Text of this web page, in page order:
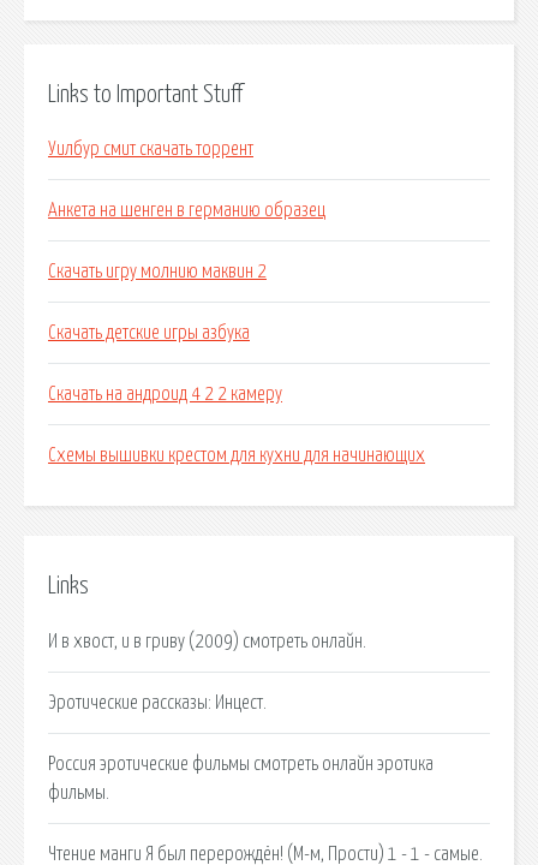
Links to Important Stuff
Уилбур смит скачать торрент
Анкета на шенген в германию образец
Скачать игру молнию маквин 2
Скачать детские игры азбука
Скачать на андроид 4 2 2 камеру
Схемы вышивки крестом для кухни для начинающих
Links
И в хвост, и в гриву (2009) смотреть онлайн.
Эротические рассказы: Инцест.
Россия эротические фильмы смотреть онлайн эротика
фильмы.
Чтение манги Я был перерождён! (М-м, Прости) 1 - 1 - самые.